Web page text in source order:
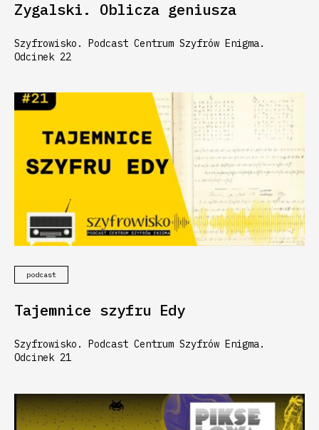
Zygalski. Oblicza geniusza
Szyfrowisko. Podcast Centrum Szyfrów Enigma.
Odcinek 22
podcast
Tajemnice szyfru Edy
Szyfrowisko. Podcast Centrum Szyfrów Enigma.
Odcinek 21